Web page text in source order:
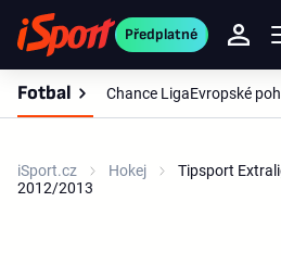
Předplatné
Fotbal Chance LigaEvropské
iSport.cz Hokej
Tipsport
2012/2013